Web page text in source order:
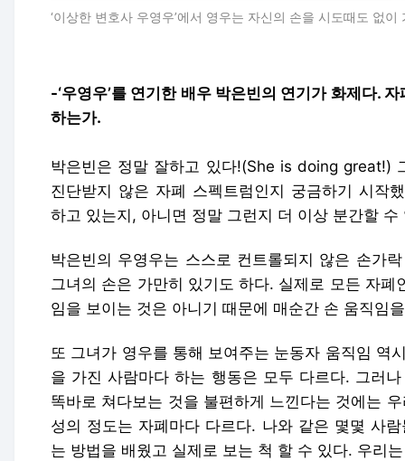
‘이상한 변호사 우영우’에서 영우는 자신의 손을 시도때도 없
-‘우영우’를 연기한 배우 박은빈의 연기가 화제다.
하는가.
박은빈은 정말 잘하고 있다!(She is doing great!)
진단받지 않은 자폐 스펙트럼인지 궁금하기 시작
하고 있는지, 아니면 정말 그런지 더 이상 분간할 수
박은빈의 우영우는 스스로 컨트롤되지 않은 손가
그녀의 손은 가만히 있기도 하다. 실제로 모든 자
임을 보이는 것은 아니기 때문에 매순간 손 움직임
또 그녀가 영우를 통해 보여주는 눈동자 움직임 역
을 가진 사람마다 하는 행동은 모두 다르다. 그러
똑바로 쳐다보는 것을 불편하게 느낀다는 것에는
성의 정도는 자폐마다 다르다. 나와 같은 몇몇 사
는 방법을 배웠고 실제로 보는 척 할 수 있다. 우리